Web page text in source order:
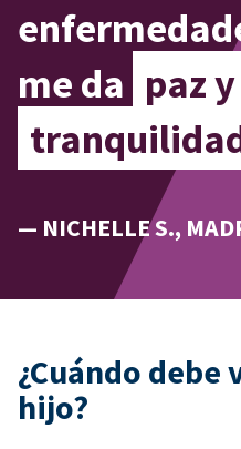
me da paz y
— NICHELLE S.,
¿Cuándo debe
hijo?